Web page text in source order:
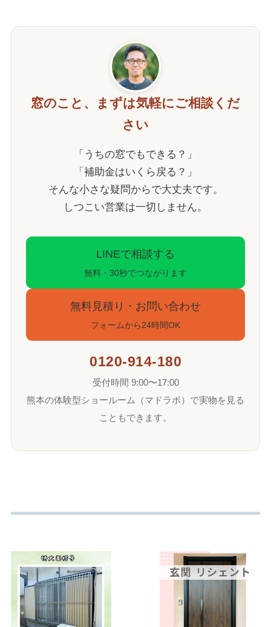
窓のこと、まずは気軽にご相談くだ
さい
「うちの窓でもできる？」
「補助金はいくら戻る？」
そんな小さな疑問からで大丈夫です。
しつこい営業は一切しません。
LINEで相談する
無料・30秒でつながります
無料見積り・お問い合わせ
フォームから24時間OK
0120-914-180
受付時間 9:00〜17:00
熊本の体験型ショールーム（マドラボ）で実物を見る
こともできます。